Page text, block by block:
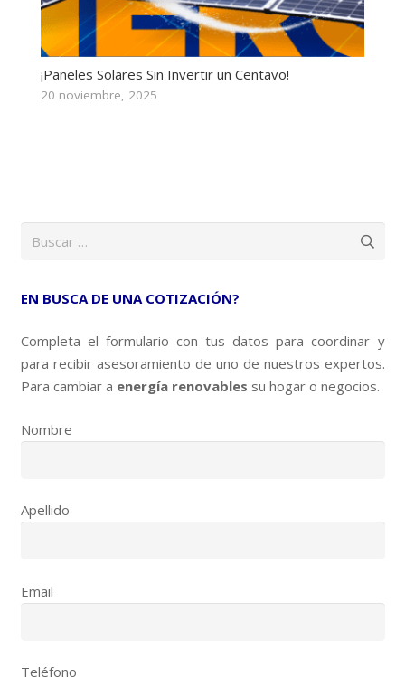
¡Paneles Solares Sin Invertir un Centavo!
20 noviembre, 2025
EN BUSCA DE UNA COTIZACIÓN?
Completa el formulario con tus datos para coordinar y
para recibir asesoramiento de uno de nuestros expertos.
Para cambiar a energía renovables su hogar o negocios.
Nombre
Apellido
Email
Teléfono